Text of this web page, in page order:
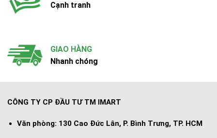
Cạnh tranh
GIAO HÀNG
Nhanh chóng
CÔNG TY CP ĐẦU TƯ TM IMART
Văn phòng: 130 Cao Đức Lân, P. Bình Trưng, TP. HCM